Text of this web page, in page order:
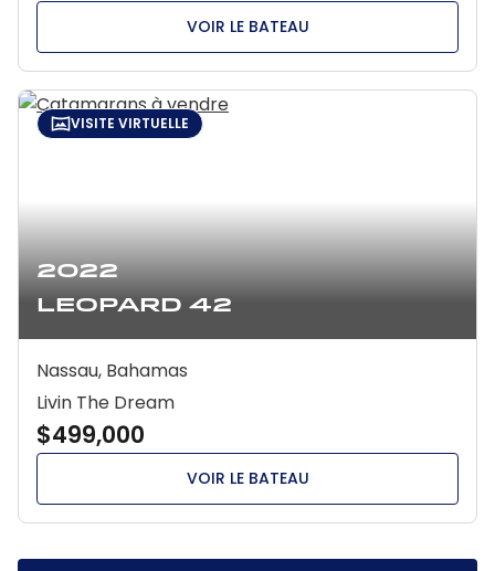
VOIR LE BATEAU
2022
Leopard 42
VISITE VIRTUELLE
Nassau, Bahamas
Livin The Dream
$499,000
VOIR LE BATEAU